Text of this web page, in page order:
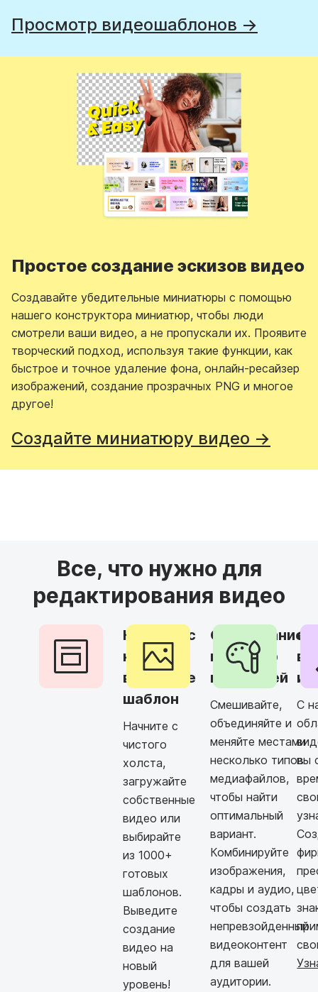
Просмотр видеошаблонов →
Простое создание эскизов видео
Создавайте убедительные миниатюры с помощью
нашего конструктора миниатюр, чтобы люди
смотрели ваши видео, а не пропускали их. Проявите
творческий подход, используя такие функции, как
быстрое и точное удаление фона, онлайн-ресайзер
изображений, создание прозрачных PNG и многое
другое!
Создайте миниатюру видео →
Все, что нужно для
редактирования видео
Начните с
нуля или
выберите
шаблон
Начните с
чистого
холста,
загружайте
собственные
видео или
выбирайте
из 1000+
готовых
шаблонов.
Выведите
создание
видео на
новый
уровень!
Смешивание
и подбор
носителей
Смешивайте,
объединяйте и
меняйте местами
несколько типов
медиафайлов,
чтобы найти
оптимальный
вариант.
Комбинируйте
изображения,
кадры и аудио,
чтобы создать
непревзойденный
видеоконтент
для вашей
аудитории.
и
С
вы